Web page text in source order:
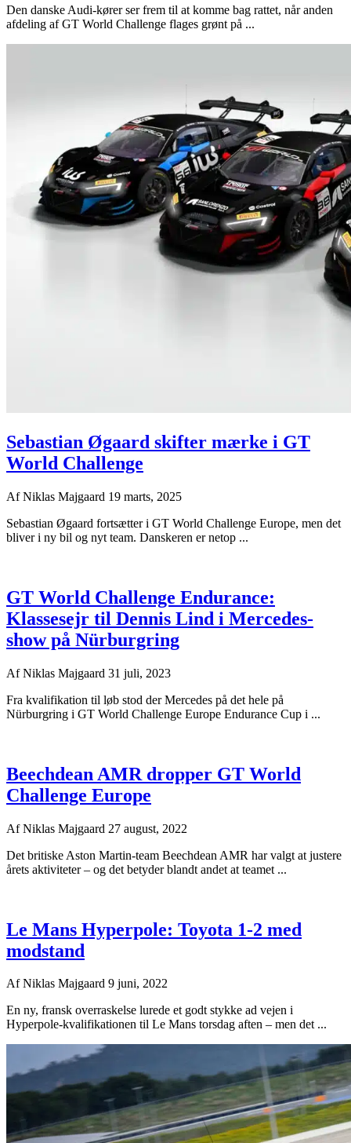
Den danske Audi-kører ser frem til at komme bag rattet, når anden
afdeling af GT World Challenge flages grønt på ...
Sebastian Øgaard skifter mærke i GT
World Challenge
AfNiklas Majgaard 19 marts, 2025
Sebastian Øgaard fortsætter i GT World Challenge Europe, men det
bliver i ny bil og nyt team. Danskeren er netop ...
GT World Challenge Endurance:
Klassesejr til Dennis Lind i Mercedes-
show på Nürburgring
AfNiklas Majgaard 31 juli, 2023
Fra kvalifikation til løb stod der Mercedes på det hele på
Nürburgring i GT World Challenge Europe Endurance Cup i ...
Beechdean AMR dropper GT World
Challenge Europe
AfNiklas Majgaard 27 august, 2022
Det britiske Aston Martin-team Beechdean AMR har valgt at justere
årets aktiviteter – og det betyder blandt andet at teamet ...
Le Mans Hyperpole: Toyota 1-2 med
modstand
AfNiklas Majgaard 9 juni, 2022
En ny, fransk overraskelse lurede et godt stykke ad vejen i
Hyperpole-kvalifikationen til Le Mans torsdag aften – men det ...